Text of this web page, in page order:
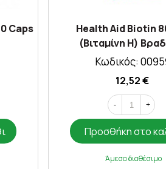
Caps
Health Aid Biotin
(Bιταμίνη Η)
Αποδέσμευσης X
Κωδικός:
12,52 €
- +
Προσθήκη στο
Άμεσα διαθέσιμο